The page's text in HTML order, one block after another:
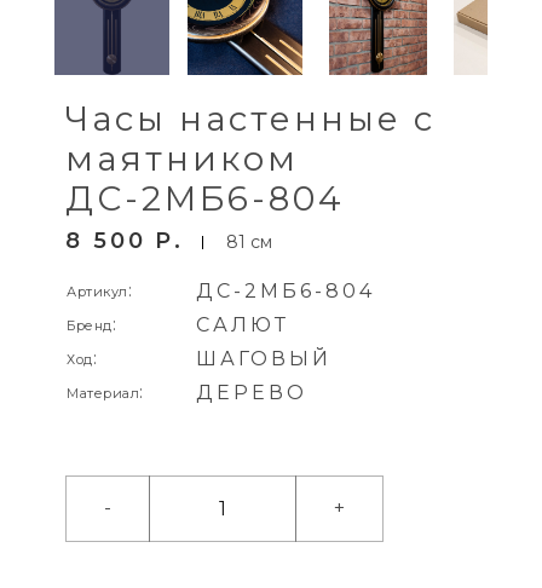
Часы настенные с
маятником
ДС-2МБ6-804
81 см
8 500 P
Артикул : ДС-2МБ6-804
Бренд : САЛЮТ
Ход : ШАГОВЫЙ
Материал: ДЕРЕВО
- +